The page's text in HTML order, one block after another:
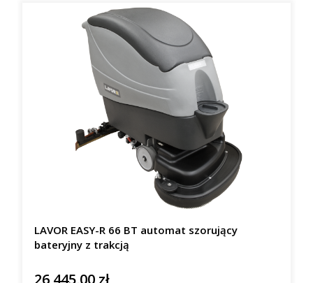
LAVOR EASY-R 66 BT automat szorujący
bateryjny z trakcją
Cena
26 445,00 zł